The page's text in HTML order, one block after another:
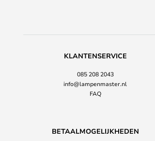
KLANTENSERVICE
085 208 2043
info@lampenmaster.nl
FAQ
BETAALMOGELIJKHEDEN